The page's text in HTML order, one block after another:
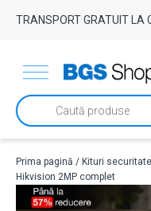
TRANSPORT GRATUIT LA
Products
search
Prima pagină / Kituri
Hikvision 2MP complet